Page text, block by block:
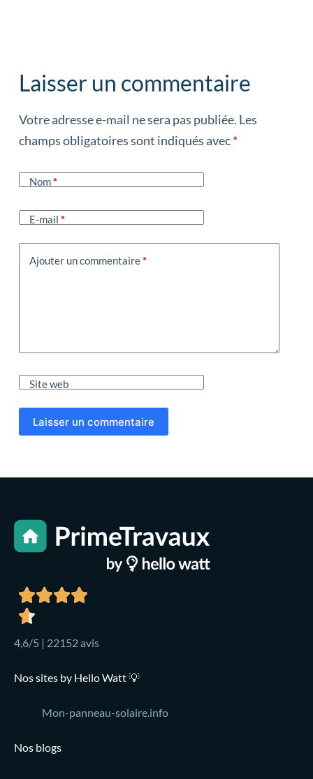
Laisser un commentaire
Votre adresse e-mail ne sera pas publiée. Les
champs obligatoires sont indiqués avec*
Nom*
E-mail *
Ajouter un commentaire*
Site web
Laisser un commentaire
4,6/5 | 22152 avis
Nos sites by Hello Watt 💡
Mon-panneau-solaire.info
Nos blogs